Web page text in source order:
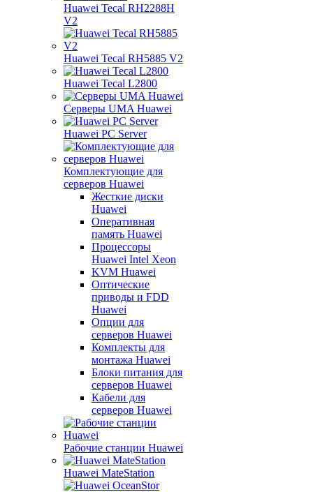
Huawei Tecal RH2288H
V2
Huawei Tecal RH5885 V2
Huawei Tecal L2800
Серверы UMA Huawei
Huawei PC Server
Комплектующие для
серверов Huawei
Жесткие диски
Huawei
Оперативная
память Huawei
Процессоры
Huawei Intel Xeon
KVM Huawei
Оптические
приводы и FDD
Huawei
Опции для
серверов Huawei
Комплекты для
монтажа Huawei
Блоки питания для
серверов Huawei
Кабели для
серверов Huawei
Рабочие станции Huawei
Huawei MateStation